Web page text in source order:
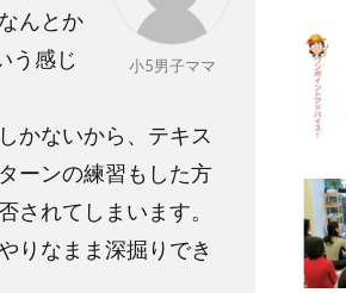
小5男子ママ
んとか
う感じ
かないから、テキス
ーンの練習もした方
されてしまいます。
りなまま深掘りでき